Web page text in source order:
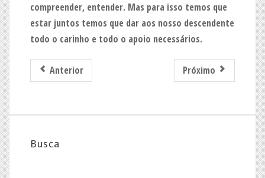
compreender, entender. Mas para isso temos que
estar juntos temos que dar aos nosso descendente
todo o carinho e todo o apoio necessários.
Anterior Próximo
Busca